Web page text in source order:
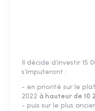
Il décide d’investir 15
s’imputeront :
- en priorité sur le
2022 à hauteur de 10
- puis sur le plus